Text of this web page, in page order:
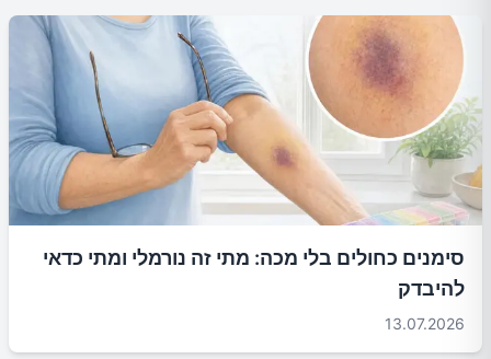
סימנים כחולים בלי מכה: מתי זה נורמלי ומתי כדאי
להיבדק
13.07.2026